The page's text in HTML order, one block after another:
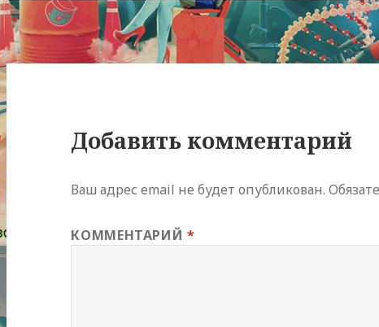
Добавить комментарий
Ваш адрес email не будет опубликован.
КОММЕНТАРИЙ*